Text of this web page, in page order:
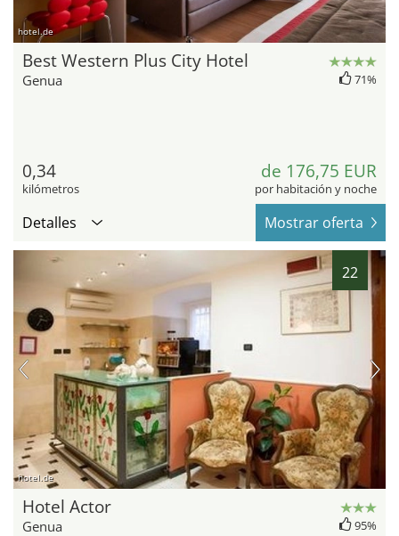
hotel.de
Best Western Plus City Hotel
Genua 71%
0,34
kilómetros
de 176,75 EUR
por habitación y noche
Detalles Mostrar oferta
22
hotel.de
Hotel Actor
Genua 95%